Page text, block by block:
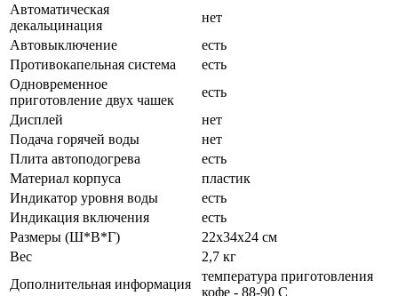
Автоматическая
декальцинация
нет
Автовыключение
есть
Противокапельная система
есть
Одновременное
приготовление двух чашек
есть
Дисплей
нет
Подача горячей воды
нет
Плита автоподогрева
есть
Материал корпуса
пластик
Индикатор уровня воды
есть
Индикация включения
есть
Размеры (Ш*В*Г)
22x34x24 см
Вес
2,7 кг
Дополнительная информация
температура приготовления
кофе - 88-90 С